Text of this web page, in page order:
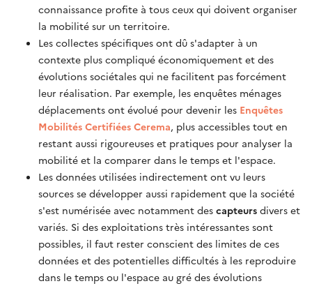
connaissance profite à tous ceux qui doivent organiser
la mobilité sur un territoire.
Les collectes spécifiques ont dû s'adapter à un
contexte plus compliqué économiquement et des
évolutions sociétales qui ne facilitent pas forcément
leur réalisation. Par exemple, les enquêtes ménages
déplacements ont évolué pour devenir les Enquêtes
Mobilités Certifiées Cerema, plus accessibles tout en
restant aussi rigoureuses et pratiques pour analyser la
mobilité et la comparer dans le temps et l'espace.
Les données utilisées indirectement ont vu leurs
sources se développer aussi rapidement que la société
s'est numérisée avec notamment des capteurs divers et
variés. Si des exploitations très intéressantes sont
possibles, il faut rester conscient des limites de ces
données et des potentielles difficultés à les reproduire
dans le temps ou l'espace au gré des évolutions